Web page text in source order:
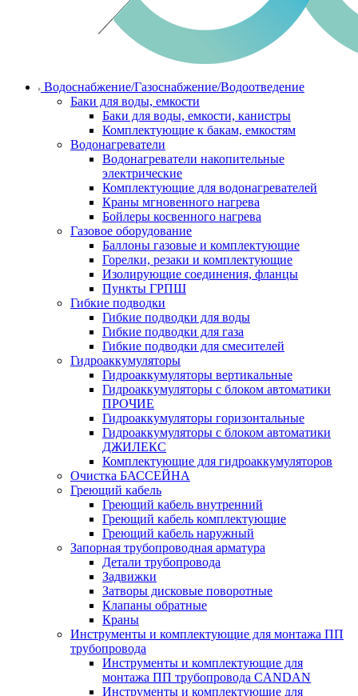
Водоснабжение/Газоснабжение/Водоотведение
Баки для воды, емкости
Баки для воды, емкости, канистры
Комплектующие к бакам, емкостям
Водонагреватели
Водонагреватели накопительные
электрические
Комплектующие для водонагревателей
Краны мгновенного нагрева
Бойлеры косвенного нагрева
Газовое оборудование
Баллоны газовые и комплектующие
Горелки, резаки и комплектующие
Изолирующие соединения, фланцы
Пункты ГРПШ
Гибкие подводки
Гибкие подводки для воды
Гибкие подводки для газа
Гибкие подводки для смесителей
Гидроаккумуляторы
Гидроаккумуляторы вертикальные
Гидроаккумуляторы с блоком автоматики
ПРОЧИЕ
Гидроаккумуляторы горизонтальные
Гидроаккумуляторы с блоком автоматики
ДЖИЛЕКС
Комплектующие для гидроаккумуляторов
Очистка БАССЕЙНА
Греющий кабель
Греющий кабель внутренний
Греющий кабель комплектующие
Греющий кабель наружный
Запорная трубопроводная арматура
Детали трубопровода
Задвижки
Затворы дисковые поворотные
Клапаны обратные
Краны
Инструменты и комплектующие для монтажа ПП
трубопровода
Инструменты и комплектующие для
монтажа ПП трубопровода CANDAN
Инструменты и комплектующие для